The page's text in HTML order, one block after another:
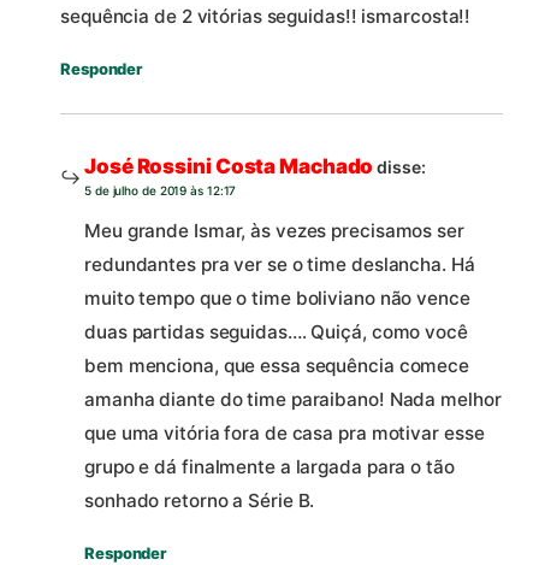
sequência de 2 vitórias seguidas!! ismarcosta!!
Responder
José Rossini Costa Machado disse:
5 de julho de 2019 às 12:17
Meu grande Ismar, às vezes precisamos ser
redundantes pra ver se o time deslancha. Há
muito tempo que o time boliviano não vence
duas partidas seguidas…. Quiçá, como você
bem menciona, que essa sequência comece
amanha diante do time paraibano! Nada melhor
que uma vitória fora de casa pra motivar esse
grupo e dá finalmente a largada para o tão
sonhado retorno a Série B.
Responder